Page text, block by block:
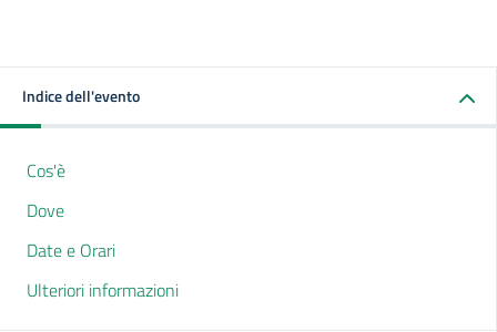
Indice dell'evento
Cos'è
Dove
Date e Orari
Ulteriori informazioni